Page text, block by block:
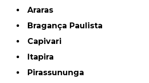
Araras
Bragança Paulista
Capivari
Itapira
Pirassununga